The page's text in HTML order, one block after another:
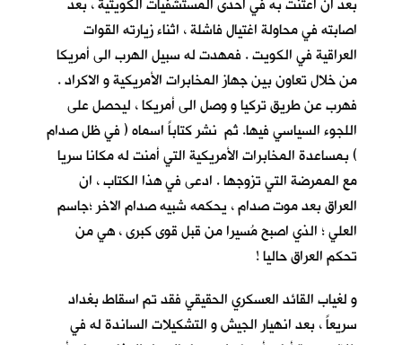
اصابته في محاولة اغتيال فاشلة ، اثناء زيارته القوات
العراقية في الكويت . فمهدت له سبيل الهرب الى أمريكا
من خلال تعاون بين جهاز المخابرات الأمريكية و الاكراد .
فهرب عن طريق تركيا و وصل الى أمريكا ، ليحصل على
اللجوء السياسي فيها. ثم نشر كتاباً اسماه ( في ظل صدام
) بمساعدة المخابرات الأمريكية التي أمنت له مكانا سريا
مع الممرضة التي تزوجها . ادعى في هذا الكتاب ، ان
العراق بعد موت صدام ، يحكمه شبيه صدام الاخر ؛جاسم
العلي ؛ الذي اصبح مُسيرا من قبل قوى كبرى ، هي من
تحكم العراق حاليا !
و لغياب القائد العسكري الحقيقي فقد تم اسقاط بغداد
سريعاً ، بعد انهيار الجيش و التشكيلات الساندة له في